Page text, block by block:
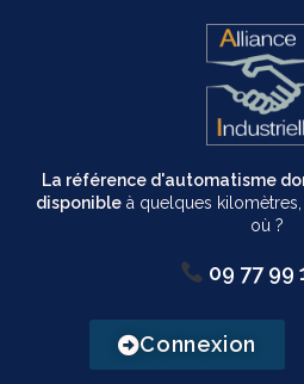
La référence d'automatisme
disponibleà quelques
où ?
09 77 99
Connexion